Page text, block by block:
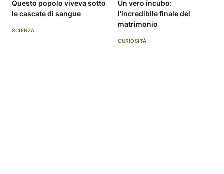
Questo popolo viveva sotto
le cascate di sangue
SCIENZA
Un vero incubo:
l'incredibile finale del
matrimonio
CURIOSITÀ